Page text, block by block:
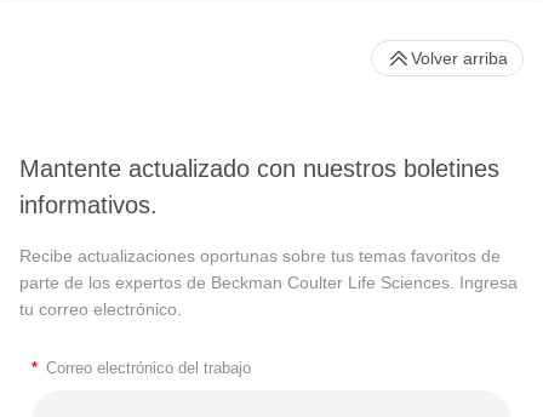
Mantente actualizado con nuestros boletines
informativos.
Recibe actualizaciones oportunas sobre tus temas favoritos de
parte de los expertos de Beckman Coulter Life Sciences. Ingresa
tu correo electrónico.
* Correo electrónico del trabajo
Volver arriba